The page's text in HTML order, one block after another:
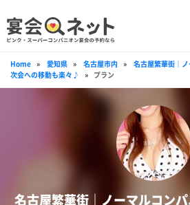
Home » 愛知県 » 名古屋市内 »
名古屋繁華街｜
次会への移動も楽々♪
» プラン
名古屋繁華街｜ノーマルコン